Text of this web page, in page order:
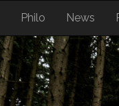
Philo News